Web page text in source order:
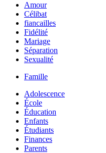
Amour
Célibat
fiancailles
Fidélité
Mariage
Séparation
Sexualité
Famille
Adolescence
École
Éducation
Enfants
Étudiants
Finances
Parents